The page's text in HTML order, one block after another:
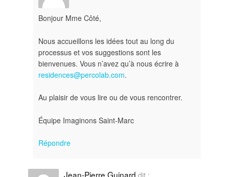
Bonjour Mme Côté,
Nous accueillons les idées tout au long du
processus et vos suggestions sont les
bienvenues. Vous n’avez qu’à nous écrire à
residences@percolab.com.
Au plaisir de vous lire ou de vous rencontrer.
Équipe Imaginons Saint-Marc
Répondre
Jean-Pierre Guinard dit :